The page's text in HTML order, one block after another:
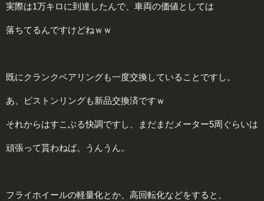
実際は1万キロに到達したんで、車両の価値としては
落ちてるんですけどねｗｗ
既にクランクベアリングも一度交換していることですし。
あ、ピストンリングも新品交換済ですｗ
それからはすこぶる快調ですし、まだまだメーター5周ぐらいは
頑張って貰わねば。うんうん。
フライホイールの軽量化とか、高回転化などをすると、